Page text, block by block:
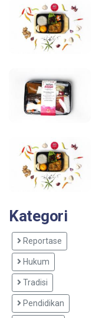
Kategori
Reportase
Hukum
Tradisi
Pendidikan